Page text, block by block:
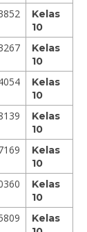
Kelas
10
Kelas
10
Kelas
10
Kelas
10
Kelas
10
Kelas
10
Kelas